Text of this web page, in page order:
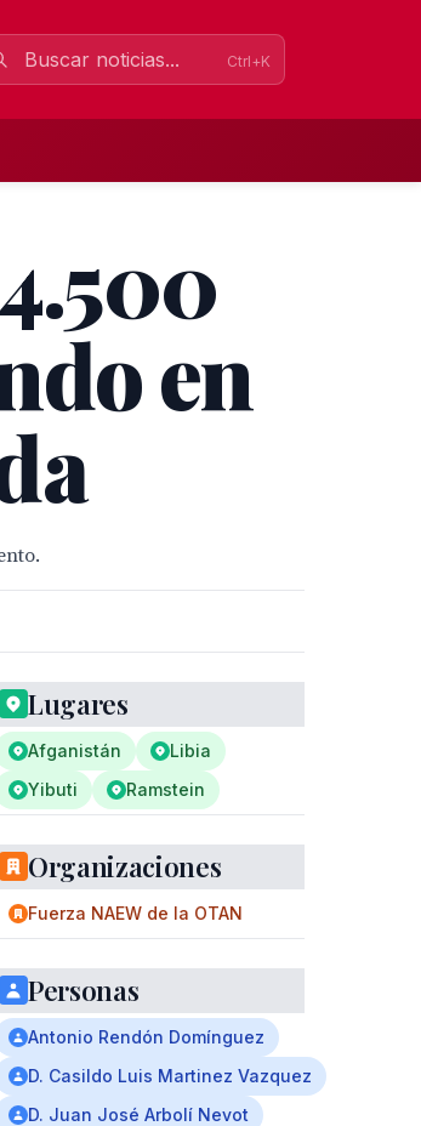
Ctrl+K
en
Lugares
Afganistán
Libia
Yibuti
Ramstein
Organizaciones
Fuerza NAEW de la OTAN
Personas
Antonio Rendón Domínguez
D. Casildo Luis Martinez Vazquez
D. Juan José Arbolí Nevot